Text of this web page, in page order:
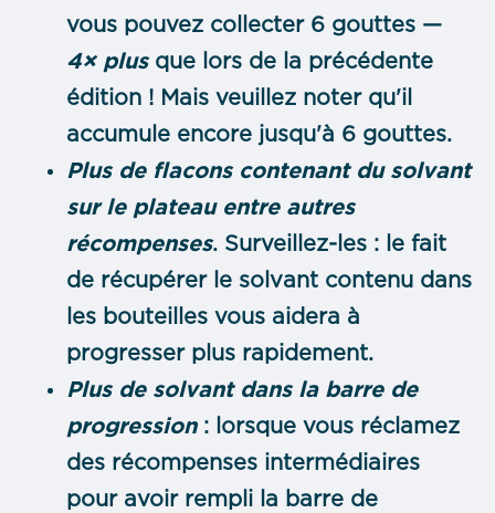
vous pouvez collecter 6 gouttes —
4× plusque lors de la précédente
édition ! Mais veuillez noter qu'il
accumule encore jusqu'à 6 gouttes.
Plus de flacons contenant du solvant
sur le plateau entre autres
récompenses. Surveillez-les : le fait
de récupérer le solvant contenu dans
les bouteilles vous aidera à
progresser plus rapidement.
Plus de solvant dans la barre de
progression : lorsque vous réclamez
des récompenses intermédiaires
pour avoir rempli la barre de